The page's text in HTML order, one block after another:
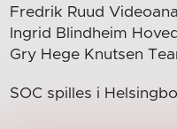
Fredrik Ruud
Ingrid Blindheim
Gry Hege Knutsen
SOC spilles i